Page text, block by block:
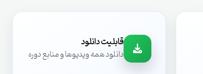
قابلیت دانلود
دانلود همه ویدیوها و منابع دوره